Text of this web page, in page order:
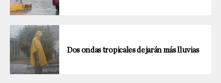
Dos ondas tropicales dejarán más lluvias